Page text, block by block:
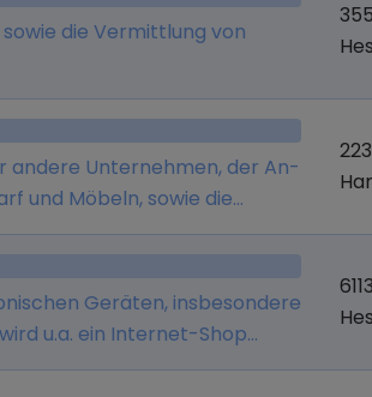
die Vermittlung von
andere Unternehmen, der An-
und Möbeln, sowie die
Geräten, insbesondere
u.a. ein Internet-Shop